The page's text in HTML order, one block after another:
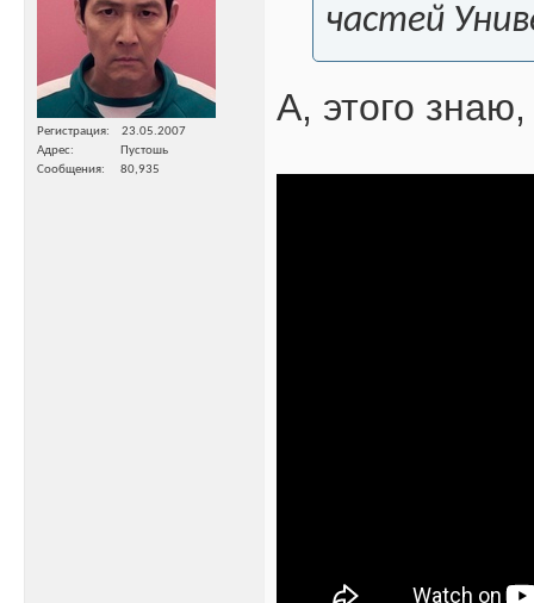
Регистрация
23.05.2007
Адрес
Пустошь
Сообщения
80,935
частей
А, этого